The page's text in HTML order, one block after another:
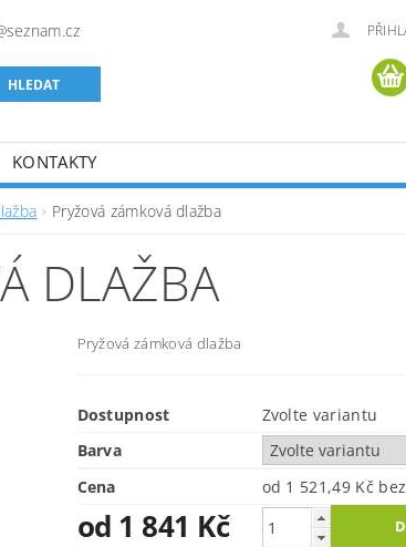
KONTAKTY
Pryžová zámková dlažba
DLAŽBA
Pryžová zámková dlažba
Dostupnost
Zvolte variantu
Barva
Cena
od 1 521,49 Kč
od 1 841 Kč